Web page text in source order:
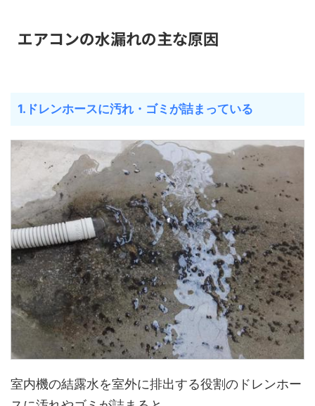
エアコンの水漏れの主な原因
1.ドレンホースに汚れ・ゴミが詰まっている
室内機の結露水を室外に排出する役割のドレンホー